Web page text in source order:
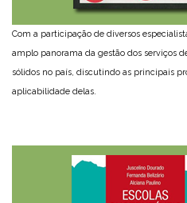
Com a participação de diversos
amplo panorama da gestão dos serviços
sólidos no país, discutindo as principais
aplicabilidade delas.